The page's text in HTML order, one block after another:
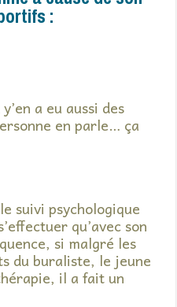
:
a eu aussi des
en parle… ça
suivi psychologique
qu’avec son
si malgré les
du buraliste, le jeune
il a fait un